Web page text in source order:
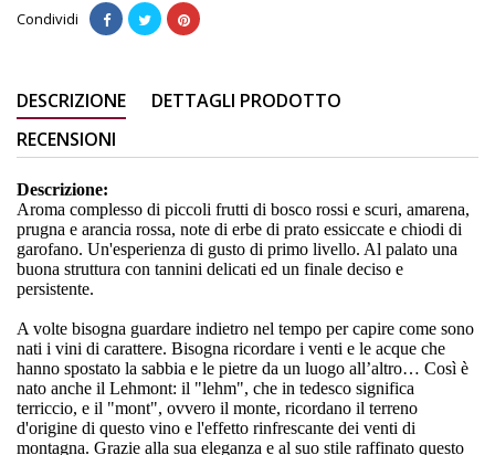
Condividi
DESCRIZIONE
DETTAGLI PRODOTTO
RECENSIONI
Descrizione:
Aroma complesso di piccoli frutti di bosco rossi e scuri, amarena,
prugna e arancia rossa, note di erbe di prato essiccate e chiodi di
garofano. Un'esperienza di gusto di primo livello. Al palato una
buona struttura con tannini delicati ed un finale deciso e
persistente.
A volte bisogna guardare indietro nel tempo per capire come sono
nati i vini di carattere. Bisogna ricordare i venti e le acque che
hanno spostato la sabbia e le pietre da un luogo all’altro… Così è
nato anche il Lehmont: il "lehm", che in tedesco significa
terriccio, e il "mont", ovvero il monte, ricordano il terreno
d'origine di questo vino e l'effetto rinfrescante dei venti di
montagna. Grazie alla sua eleganza e al suo stile raffinato questo